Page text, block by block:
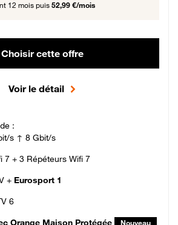
12 mois puis 52,99 €/mois
Choisir cette offre
Voir le détail
:
s ↑ 8 Gbit/s
7 + 3 Répéteurs Wifi 7
+ Eurosport 1
6
Orange Maison Protégée Nouveau